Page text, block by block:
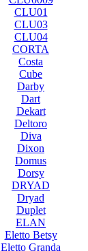
CLU01
CLU03
CLU04
CORTA
Costa
Cube
Darby
Dart
Dekart
Deltoro
Diva
Dixon
Domus
Dorsy
DRYAD
Dryad
Duplet
ELAN
Eletto Betsy
Eletto Granda